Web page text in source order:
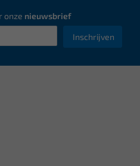
onze nieuwsbrief
Inschrijven